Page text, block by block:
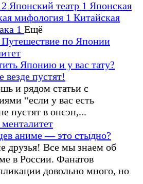
2 Японский театр 1 Японская
мифология 1 Китайская
1 Ещё
Путешествие по Японии
Японию и у вас тату?
везде пустят!
и рядом статьи с
“если у вас есть
пустят в онсэн,...
аниме — это стыдно?
друзья! Все мы знаем об
в России. Фанатов
довольно много, но